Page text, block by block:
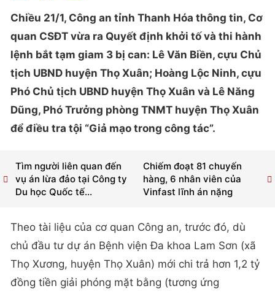
Chiều 21/1, Công an tỉnh Thanh Hóa thông tin, Cơ
quan CSĐT vừa ra Quyết định khởi tố và thi hành
lệnh bắt tạm giam 3 bị can: Lê Văn Biền, cựu Chủ
tịch UBND huyện Thọ Xuân; Hoàng Lộc Ninh, cựu
Phó Chủ tịch UBND huyện Thọ Xuân và Lê Năng
Dũng, Phó Trưởng phòng TNMT huyện Thọ Xuân
để điều tra tội “Giả mạo trong công tác”.
Chiếm đoạt 81 chuyến
hàng, 6 nhân viên của
Vinfast lĩnh án nặng
Tìm người liên quan đến
vụ án lừa đảo tại Công ty
Du học Quốc tế...
Theo tài liệu của cơ quan Công an, trước đó, dù
chủ đầu tư dự án Bệnh viện Đa khoa Lam Sơn (xã
Thọ Xương, huyện Thọ Xuân) mới chi trả hơn 1,2 tỷ
đồng tiền giải phóng mặt bằng (tương ứng